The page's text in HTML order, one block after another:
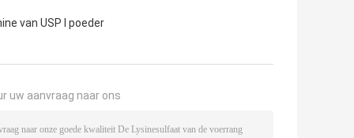
van USP l poeder
uw aanvraag naar ons